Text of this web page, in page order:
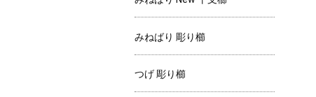
みねばり 彫り櫛
つげ 彫り櫛